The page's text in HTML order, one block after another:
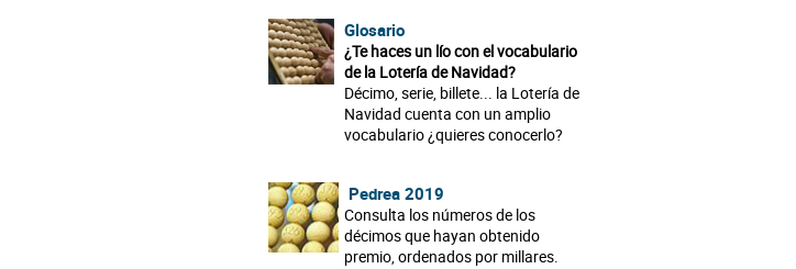
Glosario
¿Te haces un lío con el vocabulario
de la Lotería de Navidad?
Décimo, serie, billete... la Lotería de
Navidad cuenta con un amplio
vocabulario ¿quieres conocerlo?
Pedrea 2019
Consulta los números de los
décimos que hayan obtenido
premio, ordenados por millares.